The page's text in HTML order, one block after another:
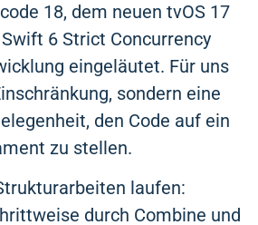
18, dem neuen tvOS 17
6 Strict Concurrency
eingeläutet. Für uns
sondern eine
den Code auf ein
zu stellen.
laufen:
durch Combine und